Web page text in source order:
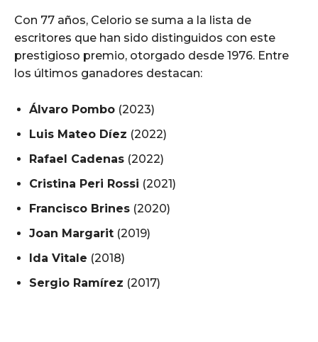
Con 77 años, Celorio se suma a la lista de
escritores que han sido distinguidos con este
prestigioso premio, otorgado desde 1976. Entre
los últimos ganadores destacan:
Álvaro Pombo (2023)
Luis Mateo Díez (2022)
Rafael Cadenas (2022)
Cristina Peri Rossi (2021)
Francisco Brines (2020)
Joan Margarit (2019)
Ida Vitale (2018)
Sergio Ramírez (2017)